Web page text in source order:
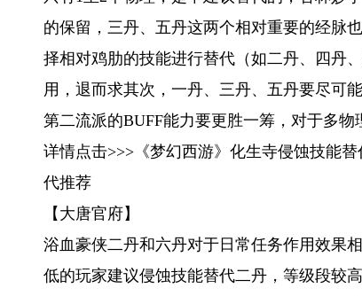
的保留，三丹、五丹这两个相对重要的经脉
择相对鸡肋的技能进行替代（如二丹、四丹
用，退而求其次，一丹、三丹、五丹要尽可
第二流派的BUFF能力要更胜一筹，对于多物
详情点击>>>《梦幻西游》化生寺侵蚀技能
代推荐
【大唐官府】
浴血豪侠二丹和六丹对于日常任务作用效果
低的玩家建议侵蚀技能替代二丹，等级段较